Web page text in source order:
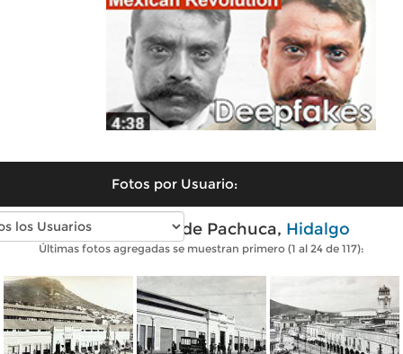
Fotos por Usuario:
Fotos antiguas de Pachuca, Hidalgo
Últimas fotos agregadas se muestran primero (1 al 24 de 117):